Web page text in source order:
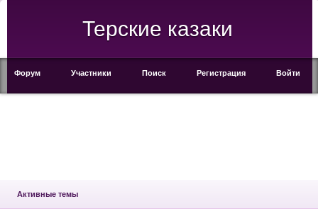
Терские казаки
Форум Участники Поиск Регистрация Войти
Активные темы